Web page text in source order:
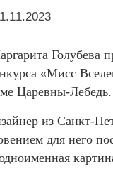
Голубева
«Мисс
Царевны-Лебедь.
из Санкт-
для него